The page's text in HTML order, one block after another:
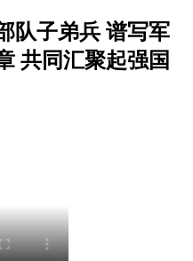
队子弟兵 谱写军
共同汇聚起强国